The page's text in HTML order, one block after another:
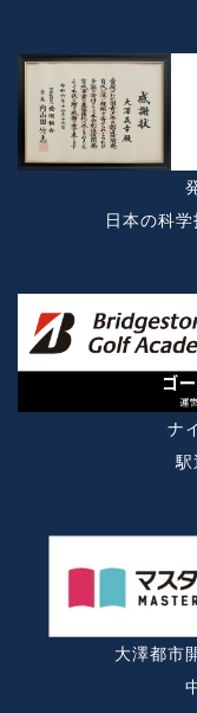
日本の科
ナ
駅
大澤都市